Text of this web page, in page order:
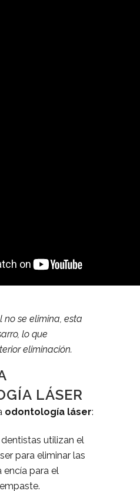
se elimina, esta
lo que
eliminación.
LÁSER
odontología láser:
dentistas utilizan el
para eliminar las
encía para el